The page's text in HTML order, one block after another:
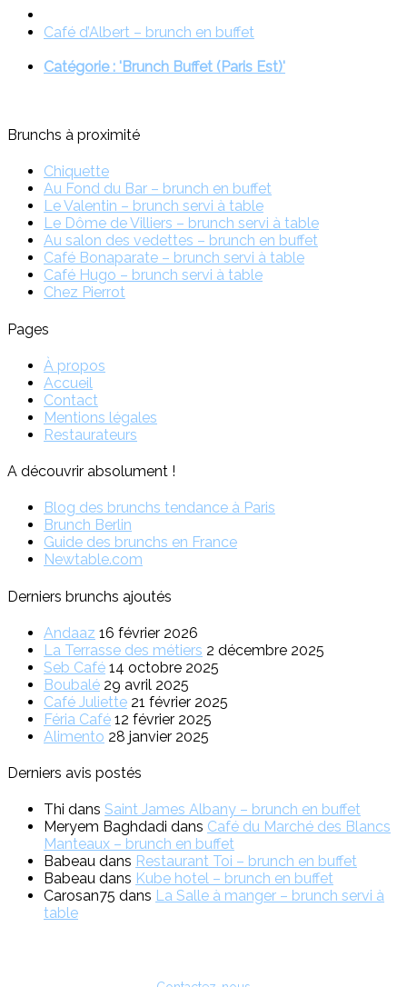
Café d’Albert – brunch en buffet
Catégorie : 'Brunch Buffet (Paris Est)'
Brunchs à proximité
Chiquette
Au Fond du Bar – brunch en buffet
Le Valentin – brunch servi à table
Le Dôme de Villiers – brunch servi à table
Au salon des vedettes – brunch en buffet
Café Bonaparate – brunch servi à table
Café Hugo – brunch servi à table
Chez Pierrot
Pages
À propos
Accueil
Contact
Mentions légales
Restaurateurs
A découvrir absolument !
Blog des brunchs tendance à Paris
Brunch Berlin
Guide des brunchs en France
Newtable.com
Derniers brunchs ajoutés
Andaaz 16 février 2026
La Terrasse des métiers 2 décembre 2025
Seb Café 14 octobre 2025
Boubalé 29 avril 2025
Café Juliette 21 février 2025
Féria Café 12 février 2025
Alimento 28 janvier 2025
Derniers avis postés
Thi dans Saint James Albany – brunch en buffet
Meryem Baghdadi dans Café du Marché des Blancs
Manteaux – brunch en buffet
Babeau dans Restaurant Toi – brunch en buffet
Babeau dans Kube hotel – brunch en buffet
Carosan75 dans La Salle à manger – brunch servi à
table